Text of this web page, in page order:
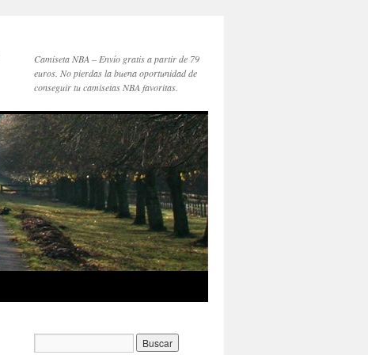
Camiseta NBA – Envío gratis a partir de 79
euros. No pierdas la buena oportunidad de
conseguir tu camisetas NBA favoritas.